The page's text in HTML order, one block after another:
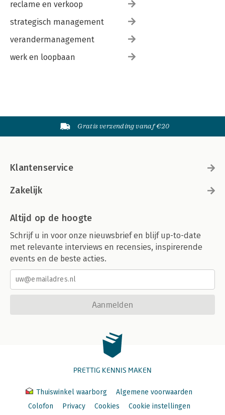
reclame en verkoop
strategisch management
verandermanagement
werk en loopbaan
Gratis verzending vanaf €20
Klantenservice
Zakelijk
Altijd op de hoogte
Schrijf u in voor onze nieuwsbrief en blijf up-to-date
met relevante interviews en recensies, inspirerende
events en de beste acties.
Aanmelden
PRETTIG KENNIS MAKEN
Thuiswinkel waarborg
Algemene voorwaarden
Colofon
Privacy Cookies Cookie instellingen